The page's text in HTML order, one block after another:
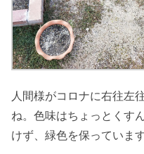
人間様がコロナに右往左
ね。色味はちょっとくす
けず、緑色を保っています